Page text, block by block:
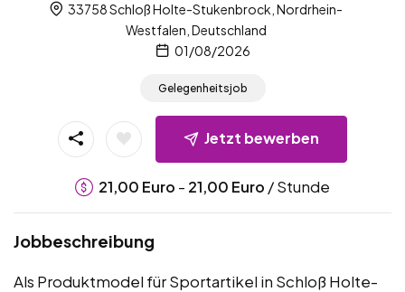
33758 Schloß Holte-Stukenbrock, Nordrhein-
Westfalen, Deutschland
01/08/2026
Gelegenheitsjob
Jetzt bewerben
21,00 Euro - 21,00 Euro / Stunde
Jobbeschreibung
Als Produktmodel für Sportartikel in Schloß Holte-